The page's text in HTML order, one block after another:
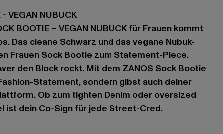
VEGAN NUBUCK
BOOTIE – VEGAN NUBUCK für Frauen kommt
Das cleane Schwarz und das vegane Nubuk-
Frauen Sock Bootie zum Statement-Piece.
den Block rockt. Mit dem ZANOS Sock Bootie
Statement, sondern gibst auch deiner
Ob zum tighten Denim oder oversized
ist dein Co-Sign für jede Street-Cred.